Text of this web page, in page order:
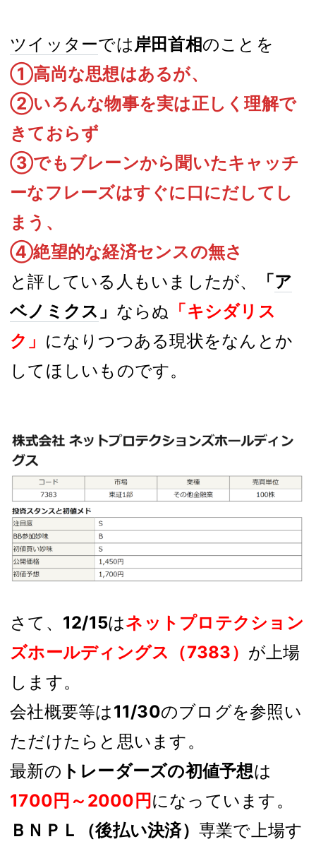
ツイッターでは岸田首相のことを
①高尚な思想はあるが、
②いろんな物事を実は正しく理解で
きておらず
③でもブレーンから聞いたキャッチ
ーなフレーズはすぐに口にだしてし
まう、
④絶望的な経済センスの無さ
と評している人もいましたが、
「ア
ベノミクス 」 ならぬ 「キシダリス
ク」 になりつつある現状をなんとか
してほしいものです。
さて、 12/15はネットプロテクション
ズホールディングス（7383） が上場
します。
会社概要等は11/30のブログを参照い
ただけたらと思います。
最新の トレーダーズの初値予想は
1700円～2000円になっています。
ＢＮＰＬ（後払い決済） 専業で上場す